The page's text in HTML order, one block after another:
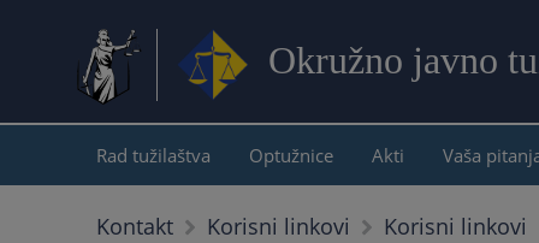
Okružno javno
Rad tužilaštva Optužnice Akti Vaša
Kontakt Korisni linkovi Korisni linkovi